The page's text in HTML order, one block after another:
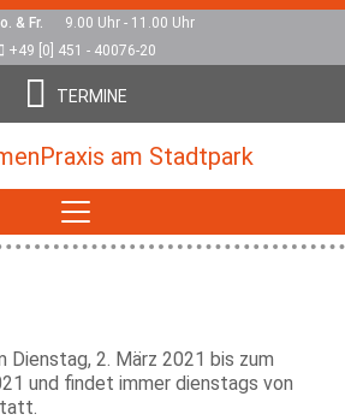
& Fr. 9.00 Uhr - 11.00 Uhr
+49 [0] 451 - 40076-20
TERMINE
Dienstag, 2. März 2021 bis zum
und findet immer dienstags von